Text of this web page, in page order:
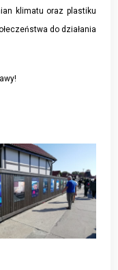
klimatu oraz plastiku
do działania